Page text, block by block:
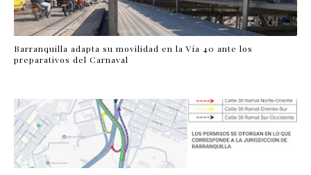
Barranquilla adapta su movilidad en la Vía 40 ante los
preparativos del Carnaval